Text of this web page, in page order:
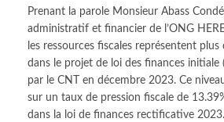
Prenant la parole Monsieur Abass
administratif et financier de l’ONG
les ressources fiscales représentent
dans le projet de loi des finances initiale
par le CNT en décembre 2023. Ce
sur un taux de pression fiscale de
dans la loi de finances rectificative